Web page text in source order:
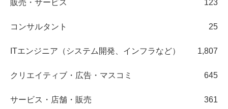
販売・サービス 123
コンサルタント 25
ITエンジニア（システム開発、インフラなど） 1,807
クリエイティブ・広告・マスコミ 645
サービス・店舗・販売 361